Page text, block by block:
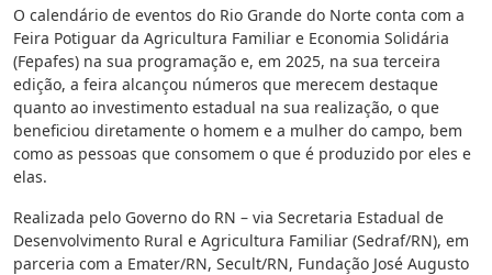
O calendário de eventos do Rio Grande do Norte conta com a
Feira Potiguar da Agricultura Familiar e Economia Solidária
(Fepafes) na sua programação e, em 2025, na sua terceira
edição, a feira alcançou números que merecem destaque
quanto ao investimento estadual na sua realização, o que
beneficiou diretamente o homem e a mulher do campo, bem
como as pessoas que consomem o que é produzido por eles e
elas.
Realizada pelo Governo do RN – via Secretaria Estadual de
Desenvolvimento Rural e Agricultura Familiar (Sedraf/RN), em
parceria com a Emater/RN, Secult/RN, Fundação José Augusto